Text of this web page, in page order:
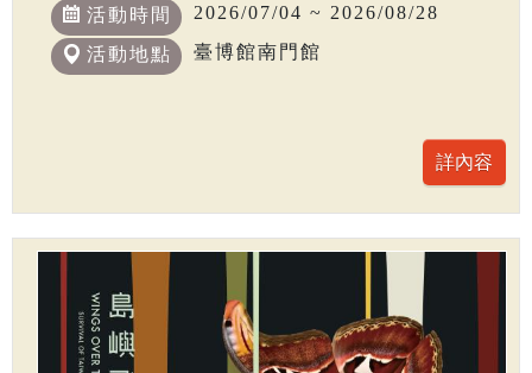
活動時間 2026/07/04 ~ 2026/08/28
活動地點 臺博館南門館